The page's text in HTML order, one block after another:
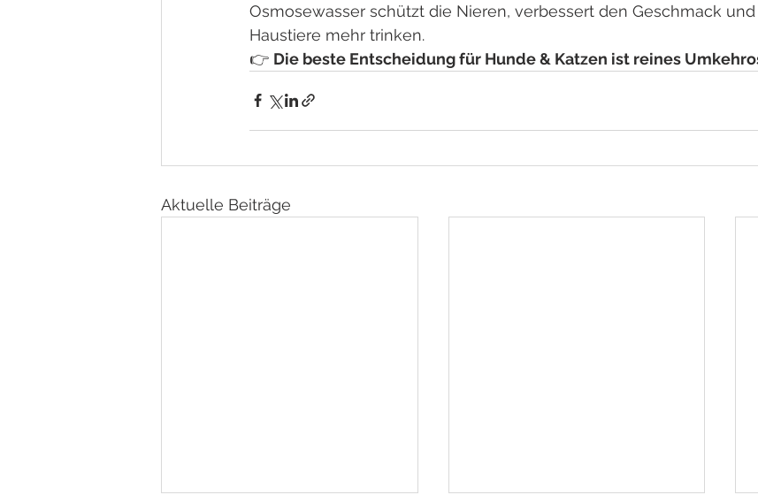
Osmosewasser schützt die Nieren, verbessert den Geschmack und
Haustiere mehr trinken.
👉 Die beste Entscheidung für Hunde & Katzen ist reines
Aktuelle Beiträge